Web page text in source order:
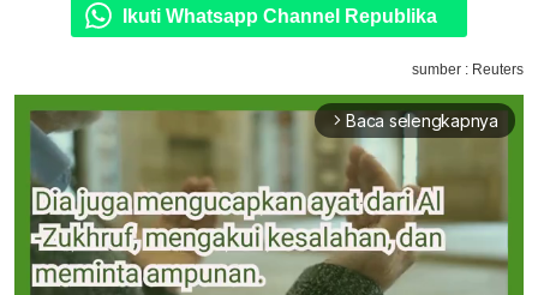
Ikuti Whatsapp Channel Republika
sumber : Reuters
arrow_forward_ios Baca selengkapnya